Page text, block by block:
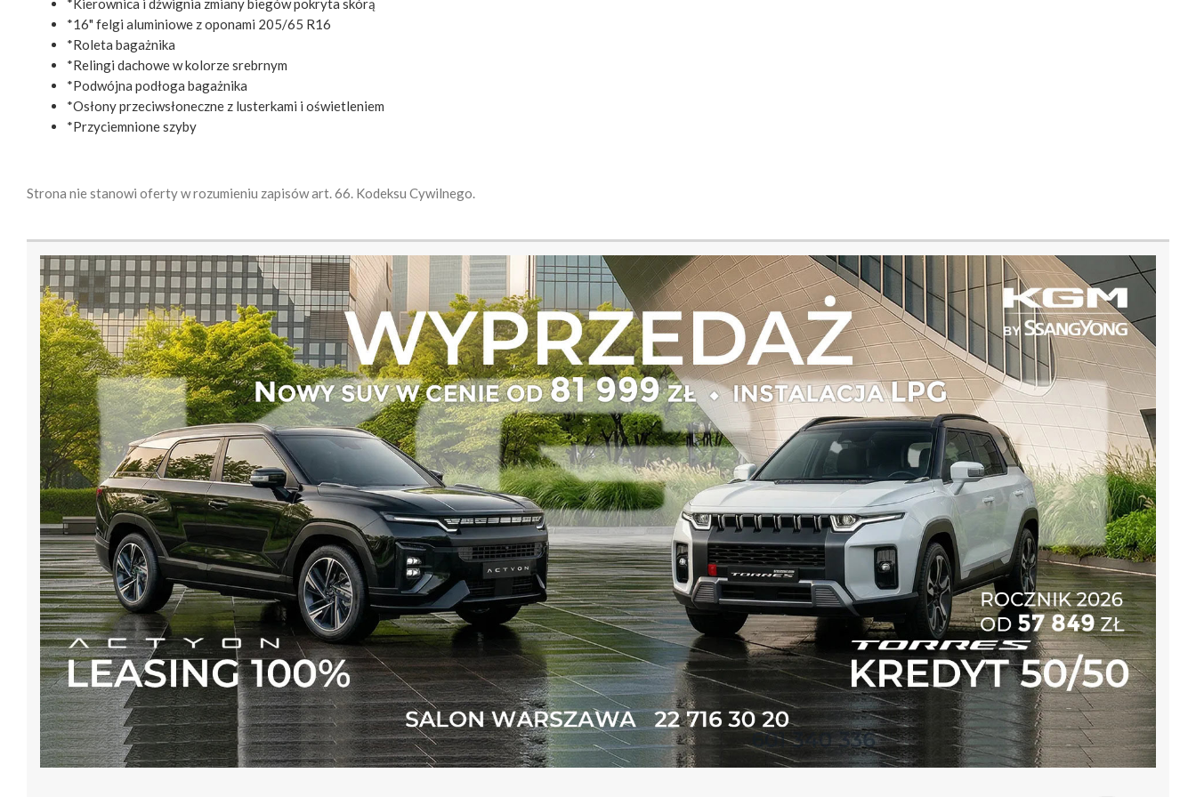
*Kierownica i dźwignia zmiany biegów pokryta skórą
*16" felgi aluminiowe z oponami 205/65 R16
*Roleta bagażnika
*Relingi dachowe w kolorze srebrnym
*Podwójna podłoga bagażnika
*Osłony przeciwsłoneczne z lusterkami i oświetleniem
*Przyciemnione szyby
Strona nie stanowi oferty w rozumieniu zapisów art. 66. Kodeksu Cywilnego.